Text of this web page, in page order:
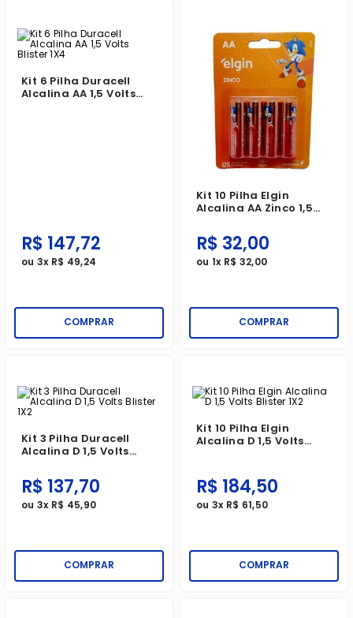
Kit 6 Pilha Duracell
Alcalina AA 1,5 Volts
R$ 147,72
ou 3x R$ 49,24
COMPRAR
Kit 10 Pilha Elgin
Alcalina AA Zinco 1,5
R$ 32,00
ou 1x R$ 32,00
COMPRAR
Kit 3 Pilha Duracell
Alcalina D 1,5 Volts
R$ 137,70
ou 3x R$ 45,90
COMPRAR
Kit 10 Pilha Elgin
Alcalina D 1,5 Volts
R$ 184,50
ou 3x R$ 61,50
COMPRAR